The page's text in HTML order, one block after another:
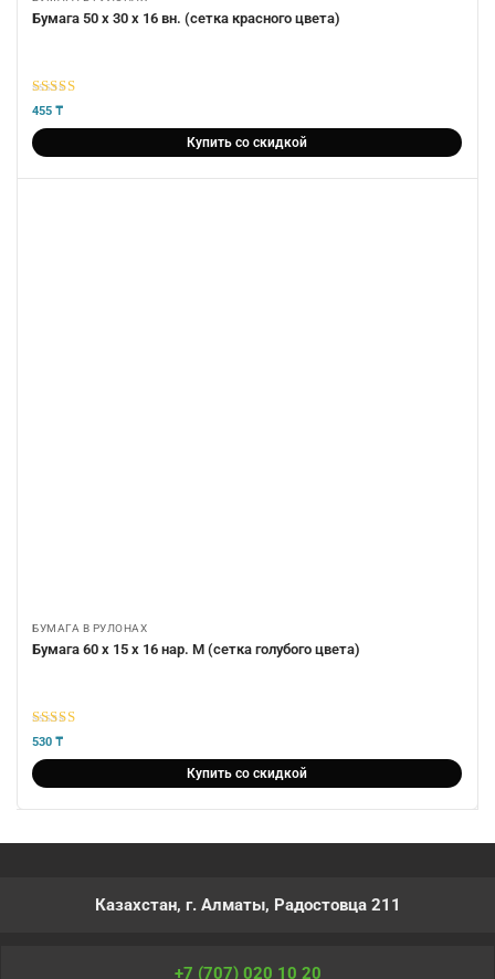
Бумага 50 х 30 х 16 вн. (сетка красного цвета)
5из 5
455 ₸
Купить со скидкой
БУМАГА В РУЛОНАХ
Бумага 60 х 15 х 16 нар. М (сетка голубого цвета)
5из 5
530 ₸
Купить со скидкой
Казахстан, г. Алматы, Радостовца 211
+7 (707) 020 10 20